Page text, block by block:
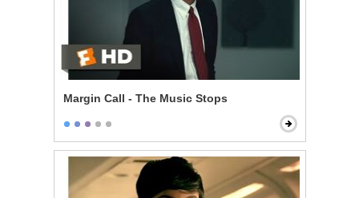
Margin Call - The Music Stops